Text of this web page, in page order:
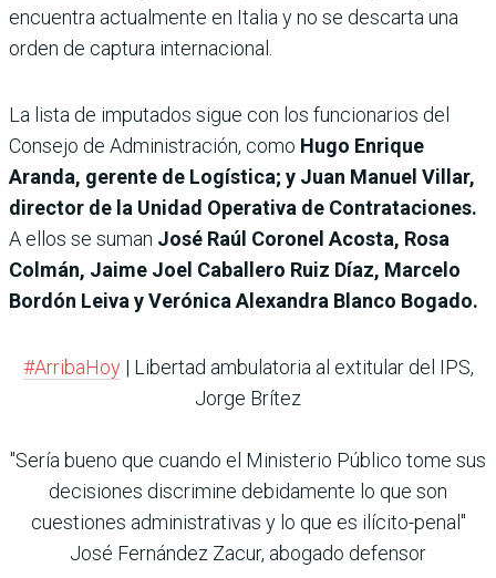
encuentra actualmente en Italia y no se descarta una
orden de captura internacional.
La lista de imputados sigue con los funcionarios del
Consejo de Administración, como Hugo Enrique
Aranda, gerente de Logística; y Juan Manuel Villar,
director de la Unidad Operativa de Contrataciones.
A ellos se suman José Raúl Coronel Acosta, Rosa
Colmán, Jaime Joel Caballero Ruiz Díaz, Marcelo
Bordón Leiva y Verónica Alexandra Blanco Bogado.
#ArribaHoy| Libertad ambulatoria al extitular del IPS,
Jorge Brítez
"Sería bueno que cuando el Ministerio Público tome sus
decisiones discrimine debidamente lo que son
cuestiones administrativas y lo que es ilícito-penal"
José Fernández Zacur, abogado defensor